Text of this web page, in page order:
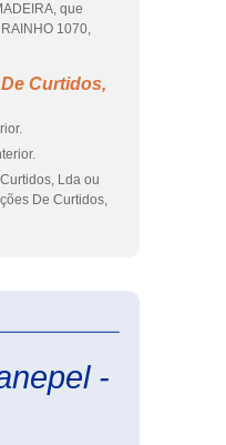
que
1070,
Curtidos,
Lda ou
De Curtidos,
-